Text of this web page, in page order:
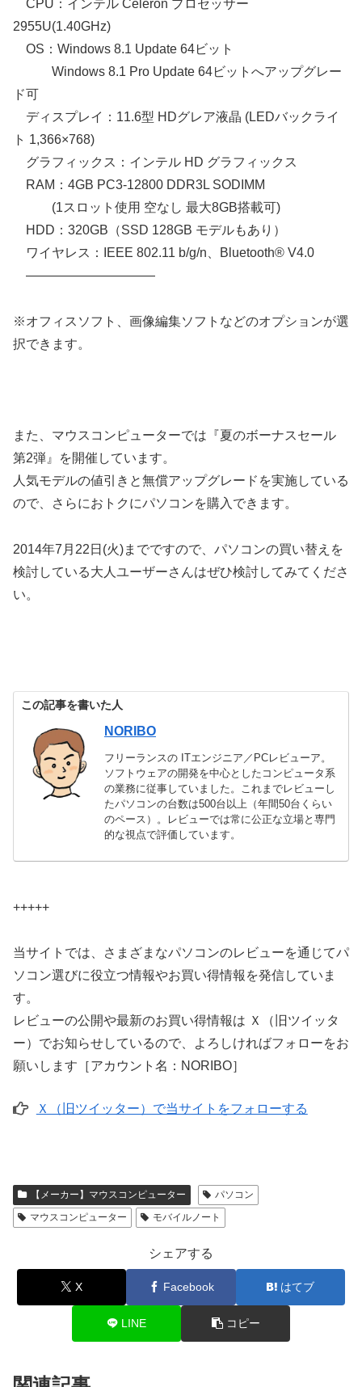
CPU：インテル Celeron プロセッサー
2955U(1.40GHz)
OS：Windows 8.1 Update 64ビット
Windows 8.1 Pro Update 64ビットへアップグレー
ド可
ディスプレイ：11.6型 HDグレア液晶 (LEDバックライ
ト 1,366×768)
グラフィックス：インテル HD グラフィックス
RAM：4GB PC3-12800 DDR3L SODIMM
(1スロット使用 空なし 最大8GB搭載可)
HDD：320GB（SSD 128GB モデルもあり）
ワイヤレス：IEEE 802.11 b/g/n、Bluetooth® V4.0
——————————
※オフィスソフト、画像編集ソフトなどのオプションが選
択できます。
また、マウスコンピューターでは『夏のボーナスセール
第2弾』を開催しています。
人気モデルの値引きと無償アップグレードを実施している
ので、さらにおトクにパソコンを購入できます。
2014年7月22日(火)までですので、パソコンの買い替えを
検討している大人ユーザーさんはぜひ検討してみてくださ
い。
この記事を書いた人
NORIBO
フリーランスの ITエンジニア／PCレビューア。
ソフトウェアの開発を中心としたコンピュータ系
の業務に従事していました。これまでレビューし
たパソコンの台数は500台以上（年間50台くらい
のペース）。レビューでは常に公正な立場と専門
的な視点で評価しています。
+++++
当サイトでは、さまざまなパソコンのレビューを通じてパ
ソコン選びに役立つ情報やお買い得情報を発信していま
す。
レビューの公開や最新のお買い得情報は Ｘ（旧ツイッタ
ー）でお知らせしているので、よろしければフォローをお
願いします［アカウント名：NORIBO］
Ｘ（旧ツイッター）で当サイトをフォローする
【メーカー】マウスコンピューター
パソコン
マウスコンピューター
モバイルノート
シェアする
X Facebook はてブ
LINE コピー